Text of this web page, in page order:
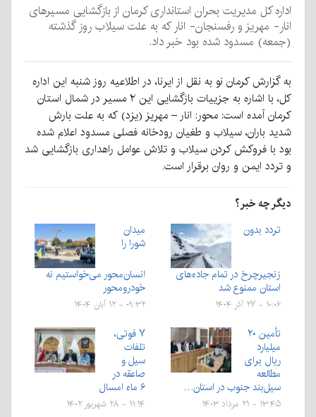
اداره کل مدیریت بحران استانداری کرمان از بازگشایی مسیرهای
انار- مهریز و رفسنجان- انار که به علت سیلاب روز گذشته
(جمعه) مسدود شده بود خبر داد.
به گزارش کرمان نو به نقل از ایرنا، در اطلاعیه روز شنبه این اداره
کل، با اشاره به جزییات بازگشایی این ۲ مسیر در شمال استان
کرمان آمده است: محور: انار – مهریز (یزد) که به علت بارش
شدید باران، سیلاب و طغیان رودخانه فصلی مسدود اعلام شده
بود با فروکش کردن سیلاب و تلاش عوامل راهداری بازگشایی شد
و تردد ایمن و روان برقرار است.
دیگر چه خبر؟
تردد بدون
زنجیرچرخ در تمام جاده‌های
استان ممنوع شد
۱۰:۰۶ - ۲۷ آذر ۱۴۰۴
میدان
شورا را
انسان‌محور می‌خواستیم نه
خودرومحور
۰۹:۳۲ - ۱۲ آبان ۱۴۰۴
تأمین ۲۰
میلیارد
ریال برای
مطالعه
سیل‌بند جنوب در استان…
۱۳:۴۵ - ۲۱ مرداد ۱۴۰۳
۷ فوتی،
تلفات
سیل و
صاعقه در
۶ ماه امسال
۱۱:۱۴ - ۲۸ شهریور ۱۴۰۲